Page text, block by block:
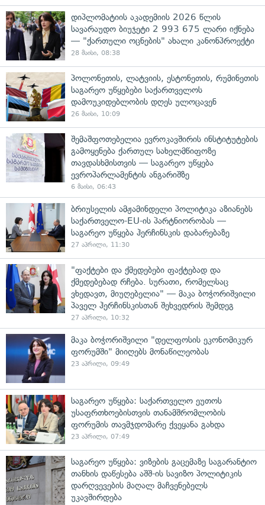
დიპლომატიის აკადემიის 2026 წლის
სავარაუდო ბიუჯეტი 2 993 675 ლარი იქნება
— "ქართული ოცნების" ახალი კანონპროექტი
28 მაისი, 08:38
პოლონეთის, ლატვიის, ესტონეთის, რუმინეთის
საგარეო უწყებები საქართველოს
დამოუკიდებლობის დღეს ულოცავენ
26 მაისი, 10:09
შემაშფოთებელია ევროკავშირის ინსტიტუტების
გამოყენება ქართულ სახელმწიფოზე
თავდასხმისთვის — საგარეო უწყება
ევროპარლამენტის ანგარიშზე
6 მაისი, 06:43
ბრიუსელის ამჟამინდელი პოლიტიკა აზიანებს
საქართველო-EU-ის პარტნიორობას —
საგარეო უწყება ჰერჩინსკის დაბარებაზე
27 აპრილი, 11:30
"ფაქტები და ქმედებები ფაქტებად და
ქმედებებად რჩება. სურათი, რომელსაც
ვხედავთ, მიუღებელია" — მაკა ბოჭორიშვილი
პაველ ჰერჩინსკისთან შეხვედრის შემდეგ
27 აპრილი, 10:32
მაკა ბოჭორიშვილი "დელფოსის ეკონომიკურ
ფორუმში" მიიღებს მონაწილეობას
23 აპრილი, 09:49
საგარეო უწყება: საქართველო ეუთოს
უსაფრთხოებისთვის თანამშრომლობის
ფორუმის თავმჯდომარე ქვეყანა გახდა
23 აპრილი, 07:49
საგარეო უწყება: ვიზების გაცემაზე საგარანტიო
თანხის დაწესება აშშ-ის სავიზო პოლიტიკის
დარღვევების მაღალ მაჩვენებელს
უკავშირდება